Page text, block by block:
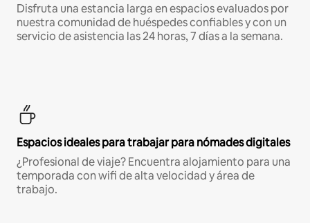
Disfruta una estancia larga en espacios evaluados por
nuestra comunidad de huéspedes confiables y con un
servicio de asistencia las 24 horas, 7 días a la semana.
Espacios ideales para trabajar para nómades digitales
¿Profesional de viaje? Encuentra alojamiento para una
temporada con wifi de alta velocidad y área de
trabajo.